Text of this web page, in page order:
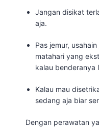
Jangan disikat
aja.
Pas jemur,
matahari yang
kalau benderanya
Kalau mau
sedang aja biar
Dengan perawatan